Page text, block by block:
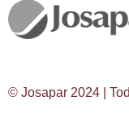
© Josapar 2024 |